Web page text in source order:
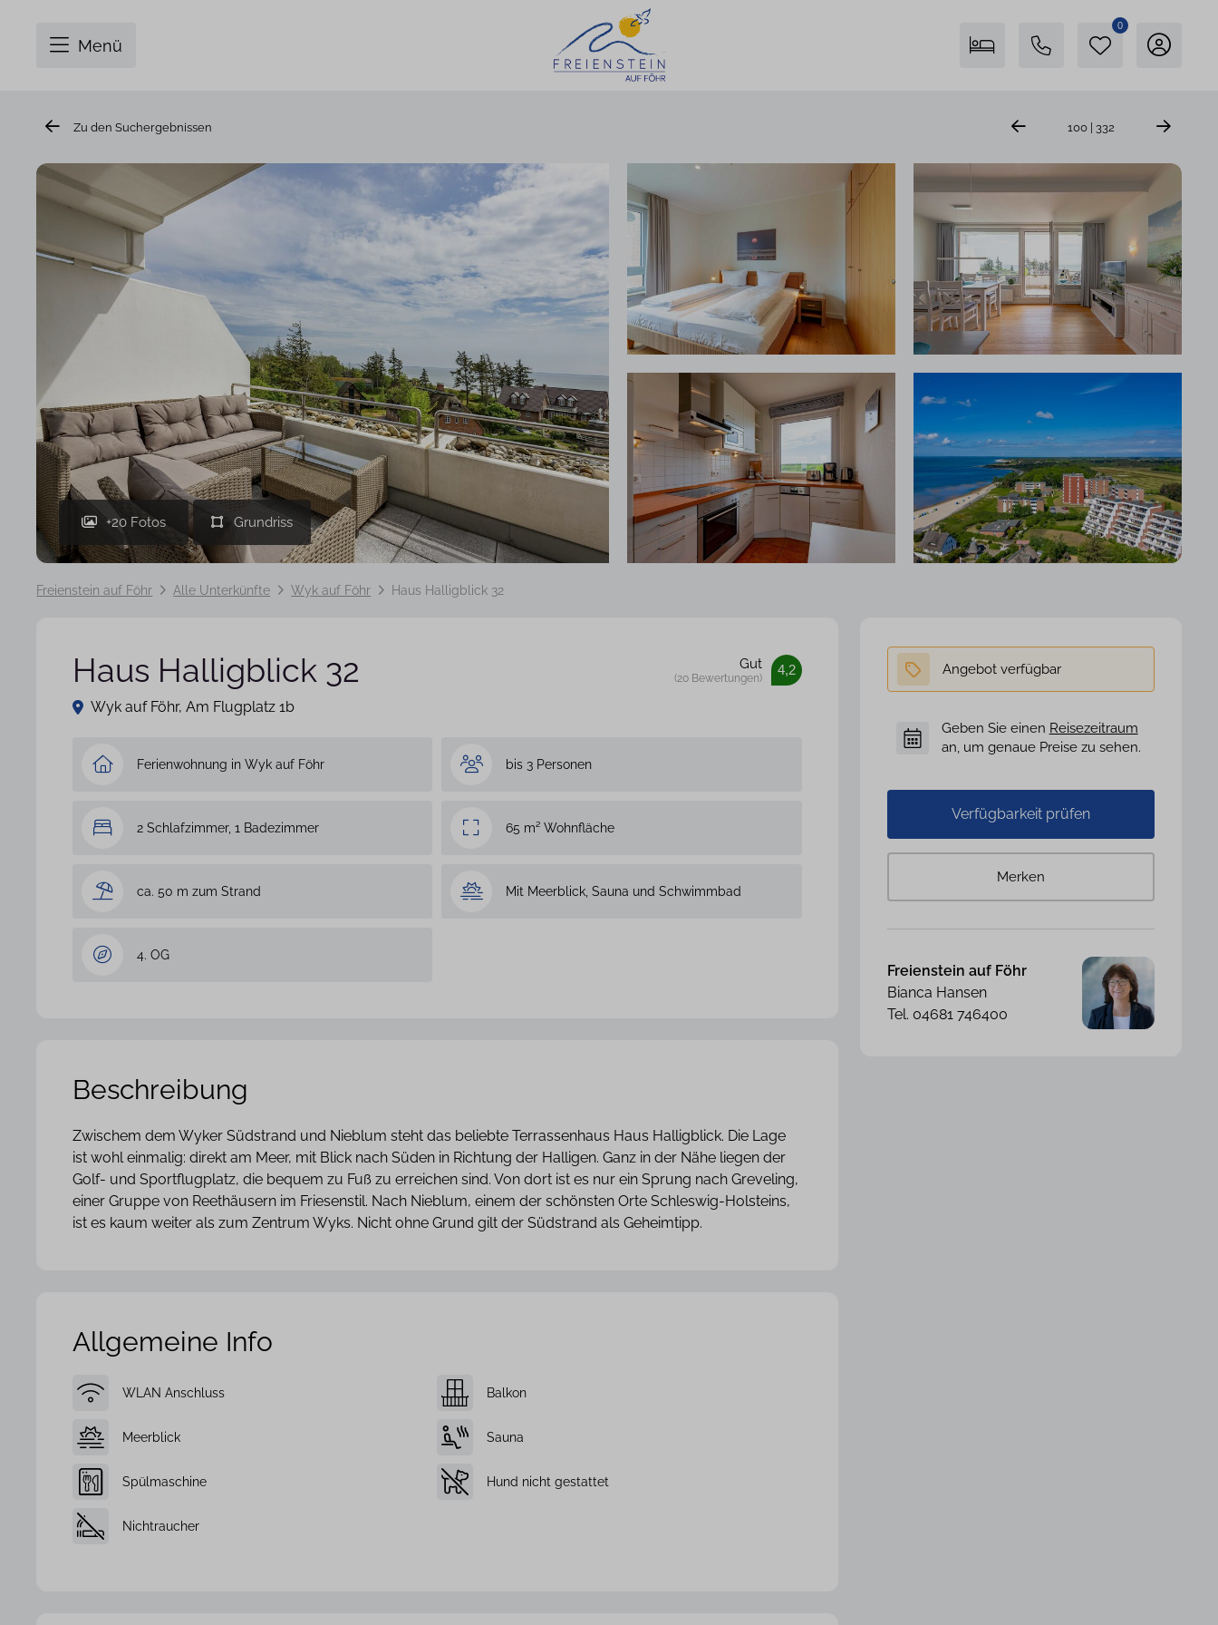
Menü
Insel Föhr Exklusiv
04681 7461780
Persönliche Beratung
0
Zu den Suchergebnissen 100 | 332
+20 Fotos
Freienstein auf Föhr Alle Unterkünfte Wyk auf Föhr Haus Halligblick 32
Haus Halligblick 32
Wyk auf Föhr, Am Flugplatz 1b
Ferienwohnung in Wyk auf Föhr bis 3 Personen
2 Schlafzimmer, 1 Badezimmer 65 m² Wohnfläche
ca. 50 m zum Strand Mit Meerblick, Sauna und Schwimmbad
4. OG
4,2
Gut
(20 Bewertungen)
Beschreibung
Zwischem dem Wyker Südstrand und Nieblum steht das beliebte Terrassenhaus Haus Halligblick. Die Lage
ist wohl einmalig: direkt am Meer, mit Blick nach Süden in Richtung der Halligen. Ganz in der Nähe liegen der
Golf- und Sportflugplatz, die bequem zu Fuß zu erreichen sind. Von dort ist es nur ein Sprung nach Greveling,
einer Gruppe von Reethäusern im Friesenstil. Nach Nieblum, einem der schönsten Orte Schleswig-Holsteins,
ist es kaum weiter als zum Zentrum Wyks. Nicht ohne Grund gilt der Südstrand als Geheimtipp.
Allgemeine Info
WLAN Anschluss Balkon
Meerblick Sauna
Spülmaschine Hund nicht gestattet
Nichtraucher
Geben Sie einen Reisezeitraum
an, um genaue Preise zu sehen.
Verfügbarkeit prüfen
Merken
Freienstein auf Föhr
Bianca Hansen
Tel. 04681 746400